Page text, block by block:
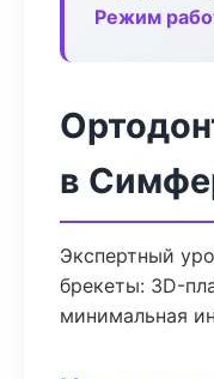
Режим
в
Экспертный
брекеты: 3D-
минимальная